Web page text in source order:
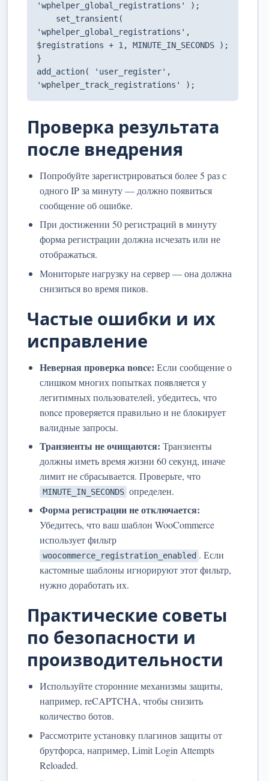
'wphelper_global_registrations' );
'wphelper_global_registrations',
$registrations + 1, MINUTE_IN_SECONDS );
}
add_action( 'user_register',
'wphelper_track_registrations' );
Проверка результата
после внедрения
Попробуйте зарегистрироваться более 5 раз с
одного IP за минуту — должно появиться
сообщение об ошибке.
При достижении 50 регистраций в минуту
форма регистрации должна исчезать или не
отображаться.
Мониторьте нагрузку на сервер — она должна
снизиться во время пиков.
Частые ошибки и их
исправление
Неверная проверка nonce: Если сообщение о
слишком многих попытках появляется у
легитимных пользователей, убедитесь, что
nonce проверяется правильно и не блокирует
валидные запросы.
Транзиенты не очищаются: Транзиенты
должны иметь время жизни 60 секунд, иначе
лимит не сбрасывается. Проверьте, что
MINUTE_IN_SECONDS определен.
Форма регистрации не отключается:
Убедитесь, что ваш шаблон WooCommerce
использует фильтр
woocommerce_registration_enabled . Если
кастомные шаблоны игнорируют этот фильтр,
нужно доработать их.
Практические советы
по безопасности и
производительности
Используйте сторонние механизмы защиты,
например, reCAPTCHA, чтобы снизить
количество ботов.
Рассмотрите установку плагинов защиты от
брутфорса, например, Limit Login Attempts
Reloaded.